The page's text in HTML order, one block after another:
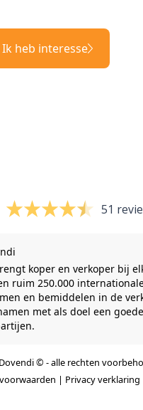
Ik heb interesse
51
koper en verkoper bij
ruim 250.000
en bemiddelen in de
met als doel een
© - alle rechten
| Privacy verklaring